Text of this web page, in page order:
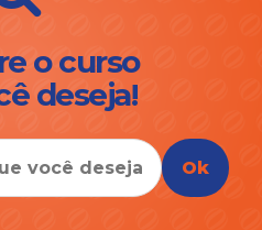
o curso
deseja!
Ok